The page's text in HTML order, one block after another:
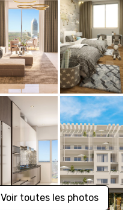
Voir toutes les photos